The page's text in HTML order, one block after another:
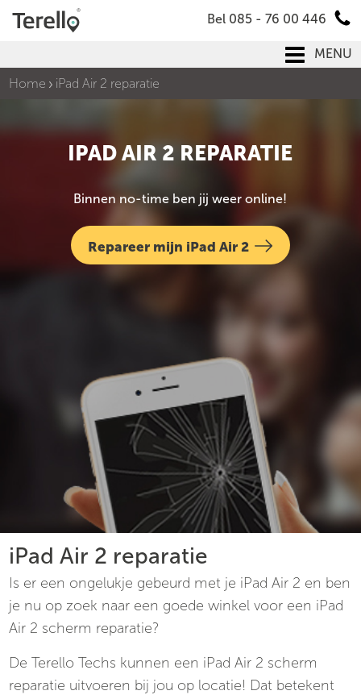
Bel 085 - 76 00 446
MENU
Home
iPad Air 2 reparatie
IPAD AIR 2 REPARATIE
Binnen no-time ben jij weer online!
Repareer mijn iPad Air 2
iPad Air 2 reparatie
Is er een ongelukje gebeurd met je iPad Air 2 en ben
je nu op zoek naar een goede winkel voor een iPad
Air 2 scherm reparatie?
De Terello Techs kunnen een iPad Air 2 scherm
reparatie uitvoeren bij jou op locatie! Dat betekent